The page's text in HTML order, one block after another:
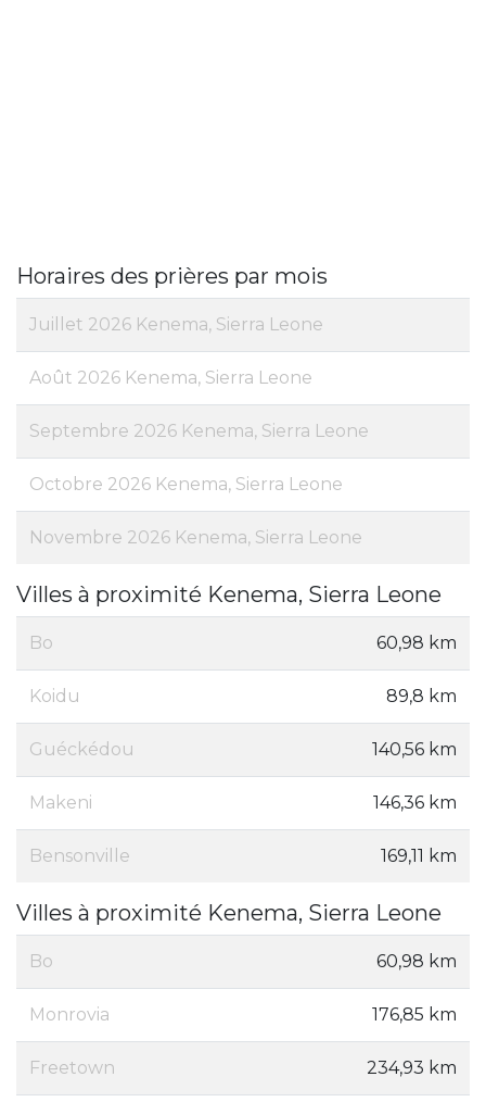
Horaires des prières par mois
Juillet 2026 Kenema, Sierra Leone
Août 2026 Kenema, Sierra Leone
Septembre 2026 Kenema, Sierra Leone
Octobre 2026 Kenema, Sierra Leone
Novembre 2026 Kenema, Sierra Leone
Villes à proximité Kenema, Sierra Leone
Bo 60,98 km
Koidu 89,8 km
Guéckédou 140,56 km
Makeni 146,36 km
Bensonville 169,11 km
Villes à proximité Kenema, Sierra Leone
Bo 60,98 km
Monrovia 176,85 km
Freetown 234,93 km